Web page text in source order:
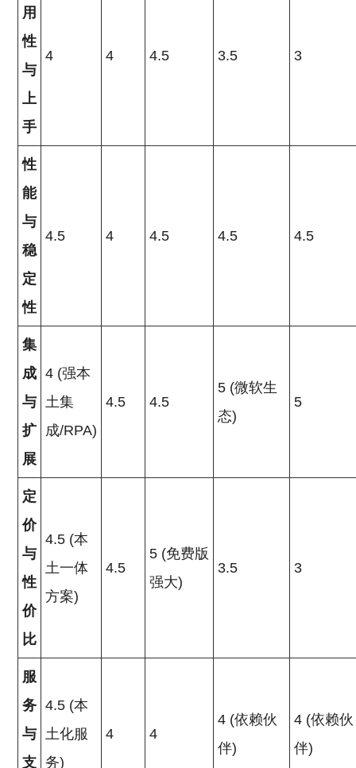
用
性
与
上
手
4 4 4.5 3.5 3
性
能
与
稳
定
性
4.5 4 4.5 4.5 4.5
集
成
与
扩
展
4 (强本
土集
成/RPA)
4.5 4.5
5 (微软生
态)
5
定
价
与
性
价
比
4.5 (本
土一体
方案)
4.5
5 (免费版
强大)
3.5 3
服
务
与
支
4.5 (本
土化服
务)
4 4
4 (依赖伙
伴)
4 (依赖伙
伴)